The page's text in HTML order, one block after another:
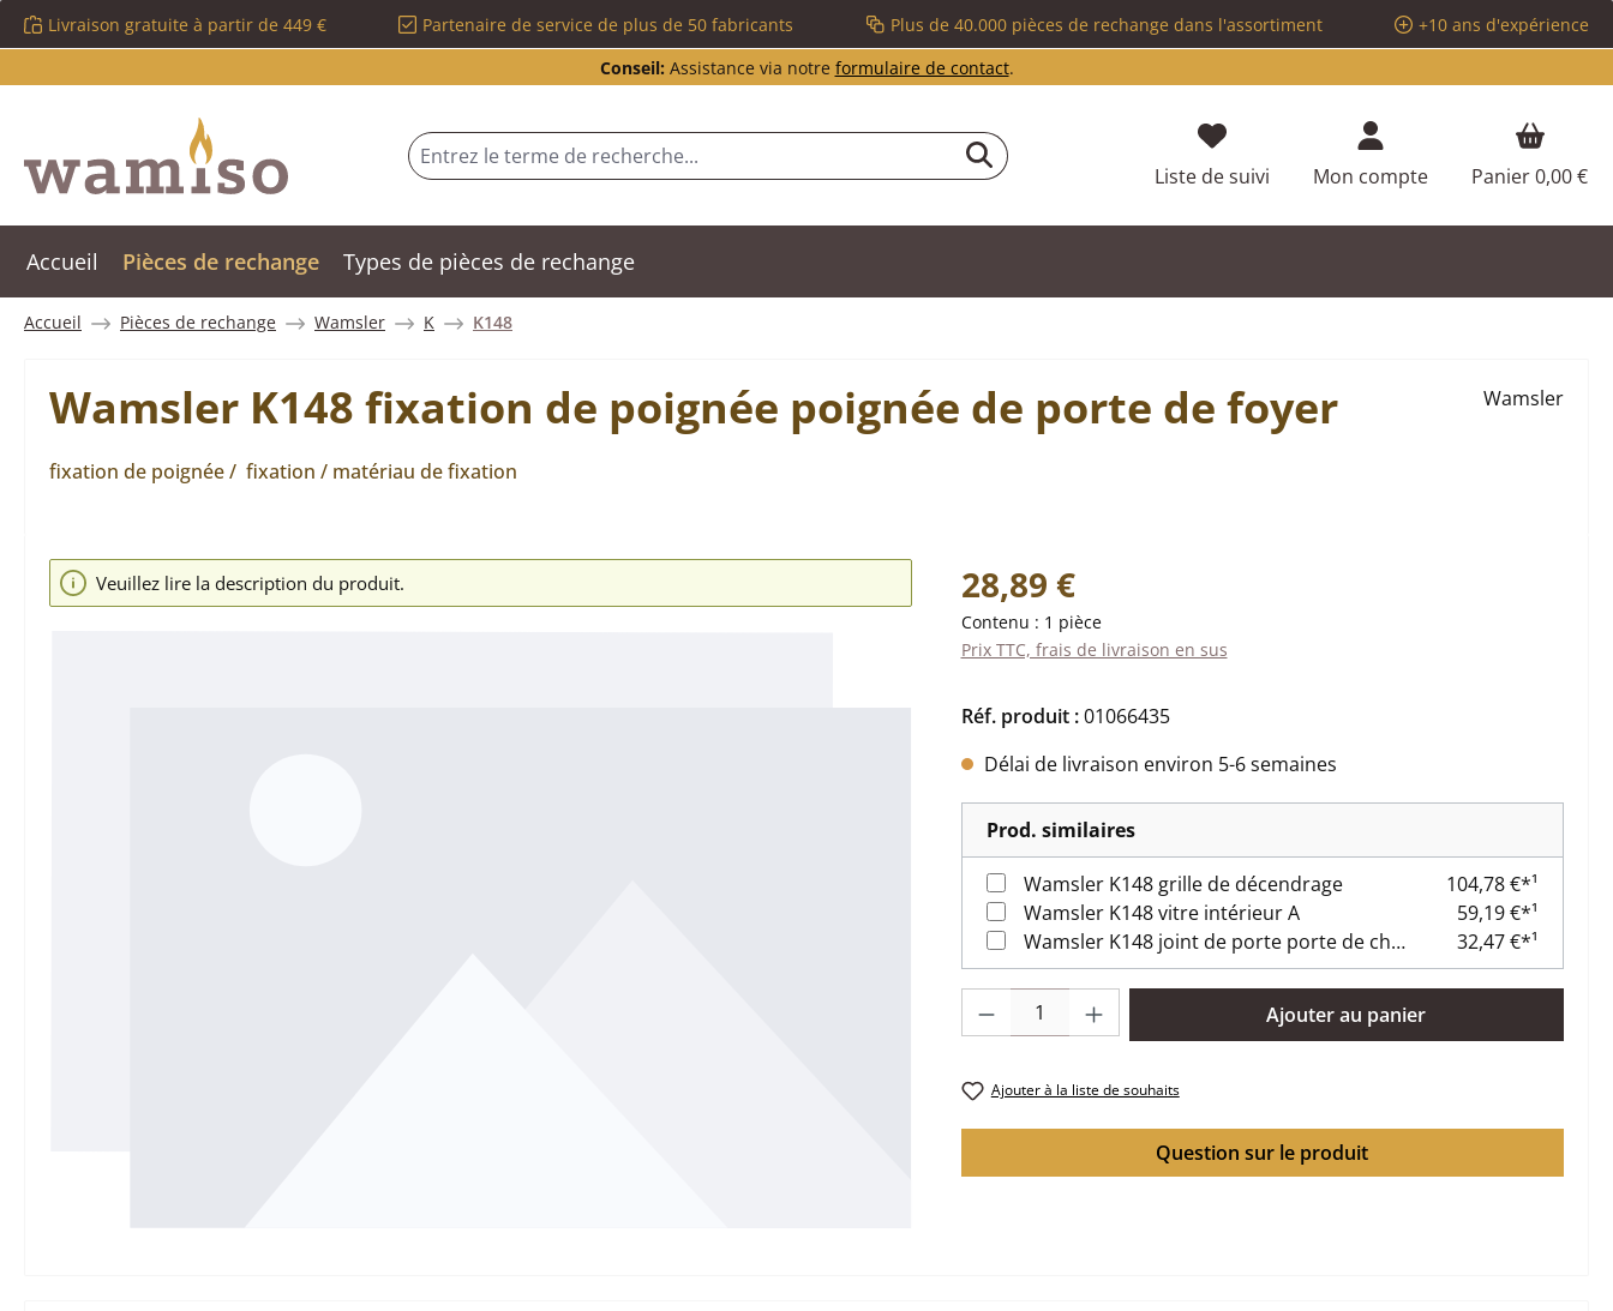
au contenu principal
Passer à la recherche
Passer à la navigation principale
Livraison gratuite à partir de 449 € Partenaire de service de plus de 50 fabricants Plus de 40.000 pièces de rechange dans l'assortiment
+10 ans d'expérience
Conseil: Assistance via notre formulaire de contact.
Liste de suivi Vous avez 0 articles dans votre liste
Mon compte Panier0,00 €
Accueil Pièces de rechange Types de pièces de rechange
Accueil Pièces de rechange Wamsler K K148
Wamsler K148 fixation de poignée poignée de porte de foyer
fixation de poignée / fixation / matériau de fixation
Wamsler
Ignorer la galerie d'images
Veuillez lire la description du produit. Prix régulier :
28,89 €
Contenu : 1 pièce
Prix TTC, frais de livraison en sus
Réf. produit :01066435
Délai de livraison environ 5-6 semaines
Prod. similaires
Wamsler K148 grille de décendrage
104,78 €*¹
Wamsler K148 vitre intérieur A
59,19 €*¹
Wamsler K148 joint de porte porte de chambre de combustion
32,47 €*¹
Quantité de produit : Entrez la quantité souhaitée ou utilisez les boutons pour
Ajouter au panier
Ajouter à la liste de souhaits
Question sur le produit